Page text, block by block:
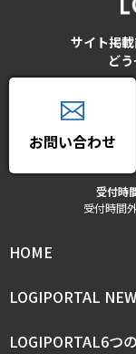
サイト掲
ど
お問い合わせ
受付時
受付時間
HOME
LOGIPORTAL
LOGIPORTAL6つ